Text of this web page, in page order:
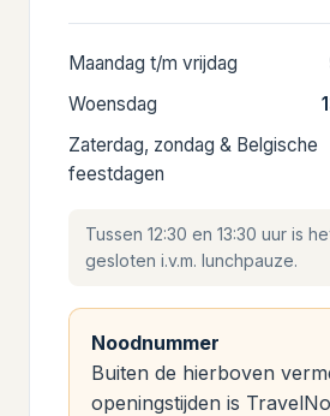
Maandag t/m vrijdag
Woensdag
Zaterdag, zondag & Belgische
feestdagen
Tussen 12:30 en 13:30 uur is
gesloten i.v.m. lunchpauze.
Noodnummer
Buiten de hierboven
openingstijden is